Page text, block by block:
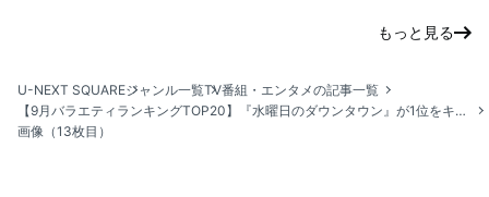
もっと見る
U-NEXT SQUAREジャンル一覧TV番組・エンタメの記事一覧
【9月バラエティランキングTOP20】『水曜日のダウンタウン』が1位をキープ！2位は『マツコの知らない世界』
画像（13枚目）